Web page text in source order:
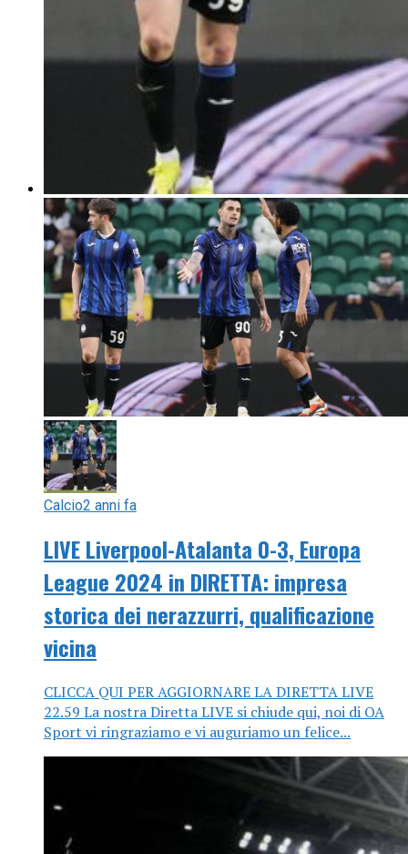
Calcio2 anni fa
LIVE Liverpool-Atalanta 0-3, Europa
League 2024 in DIRETTA: impresa
storica dei nerazzurri, qualificazione
vicina
CLICCA QUI PER AGGIORNARE LA DIRETTA LIVE
22.59 La nostra Diretta LIVE si chiude qui, noi di OA
Sport vi ringraziamo e vi auguriamo un felice...